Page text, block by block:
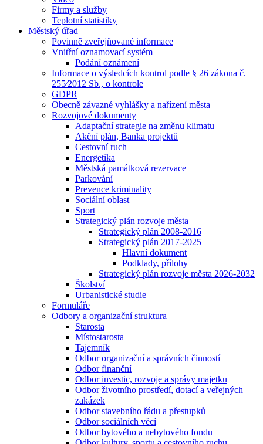
Firmy a služby
Teplotní statistiky
Městský úřad
Povinně zveřejňované informace
Vnitřní oznamovací systém
Podání oznámení
Informace o výsledcích kontrol podle § 26 zákona č.
255⁄2012 Sb., o kontrole
GDPR
Obecně závazné vyhlášky a nařízení města
Rozvojové dokumenty
Adaptační strategie na změnu klimatu
Akční plán, Banka projektů
Cestovní ruch
Energetika
Městská památková rezervace
Parkování
Prevence kriminality
Sociální oblast
Sport
Strategický plán rozvoje města
Strategický plán 2008-2016
Strategický plán 2017-2025
Hlavní dokument
Podklady, přílohy
Strategický plán rozvoje města 2026-2032
Školství
Urbanistické studie
Formuláře
Odbory a organizační struktura
Starosta
Místostarosta
Tajemník
Odbor organizační a správních činností
Odbor finanční
Odbor investic, rozvoje a správy majetku
Odbor životního prostředí, dotací a veřejných
zakázek
Odbor stavebního řádu a přestupků
Odbor sociálních věcí
Odbor bytového a nebytového fondu